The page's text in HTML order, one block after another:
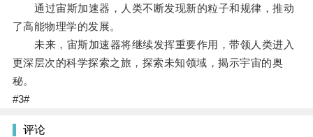
通过宙斯加速器，人类不断发现新的粒子和规律，推动
了高能物理学的发展。
未来，宙斯加速器将继续发挥重要作用，带领人类进入
更深层次的科学探索之旅，探索未知领域，揭示宇宙的奥
秘。
#3#
评论